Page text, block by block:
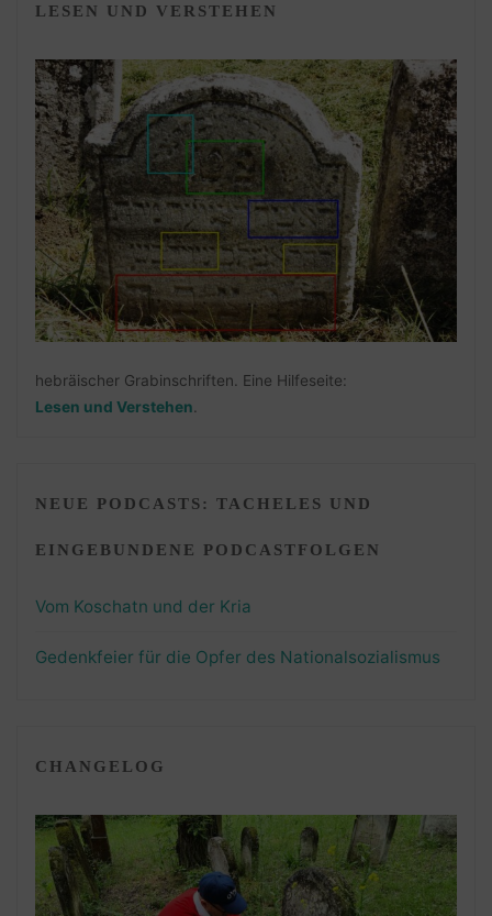
LESEN UND VERSTEHEN
hebräischer Grabinschriften. Eine Hilfeseite:
Lesen und Verstehen
NEUE PODCASTS: TACHELES UND
EINGEBUNDENE PODCASTFOLGEN
Vom Koschatn und der Kria
Gedenkfeier für die Opfer des Nationalsozialismus
CHANGELOG